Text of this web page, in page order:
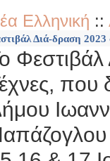
Ελληνική ::
Διά-δραση 2023
Φεστιβάλ
που